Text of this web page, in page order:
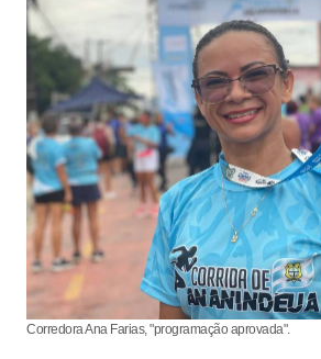
Corredora Ana Farias, "programação aprovada".